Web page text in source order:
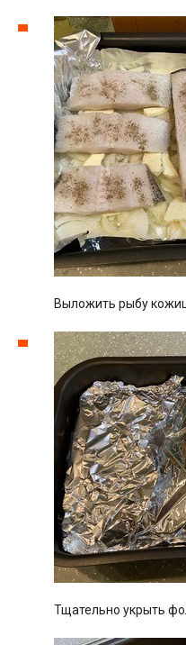
Выложить рыбу
Тщательно укрыть